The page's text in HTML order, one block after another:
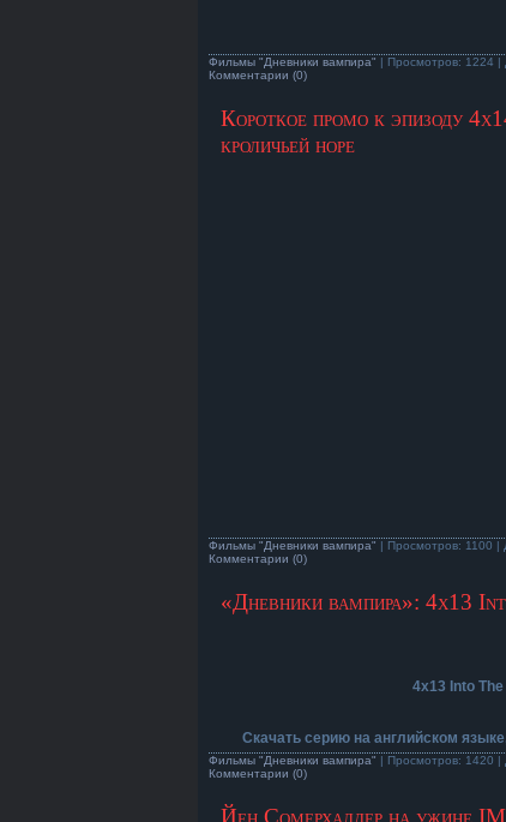
Фильмы "Дневники вампира" | Просмотров: 1224 |
Комментарии (0)
Короткое промо к эпизоду
кроличьей норе
Фильмы "Дневники вампира" | Просмотров: 1100 |
Комментарии (0)
«Дневники вампира»: 4х13
4х13 Into
Скачать серию на английском
Фильмы "Дневники вампира" | Просмотров: 1420 |
Комментарии (0)
Йен Сомерхалдер на ужине